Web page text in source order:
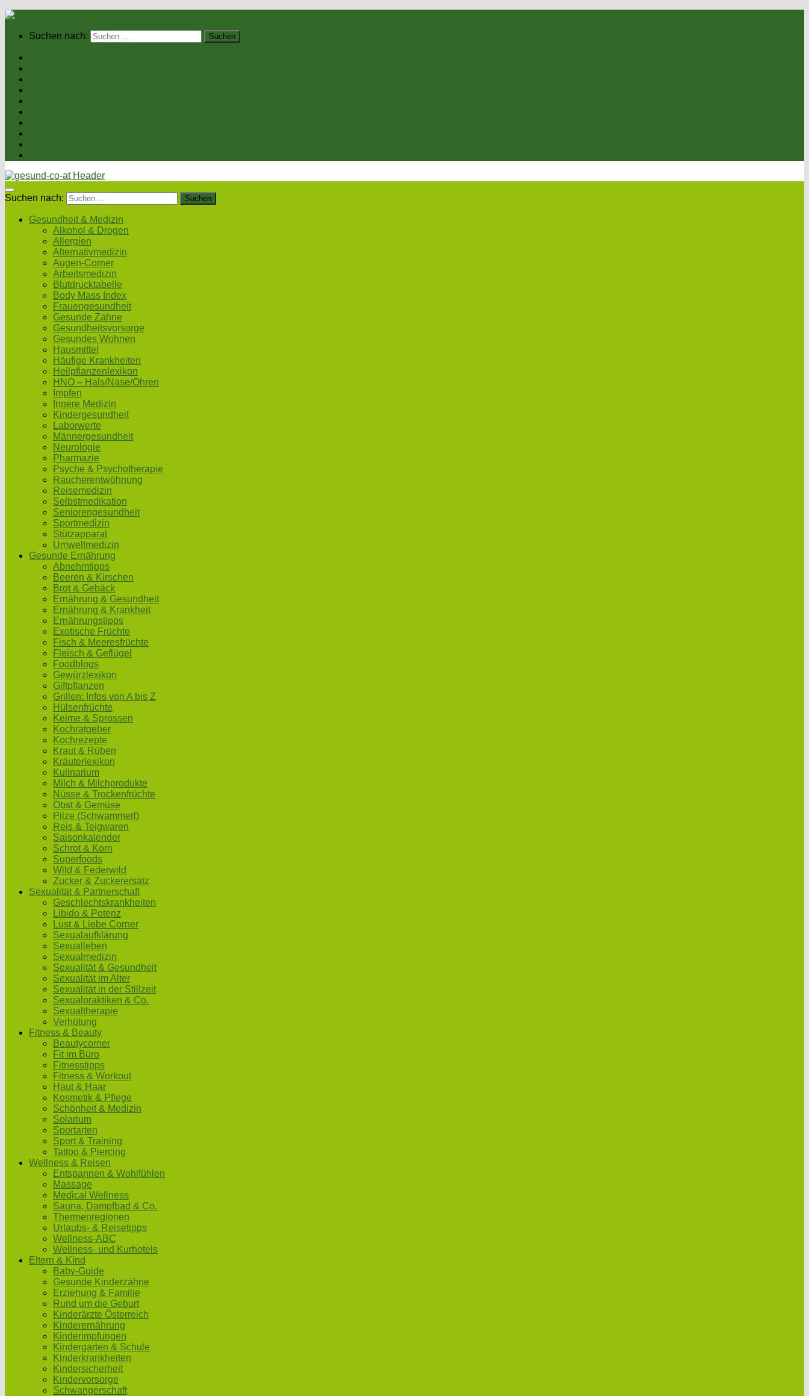
Suchen nach:
Suchen nach:
Gesundheit & Medizin
Alkohol & Drogen
Allergien
Alternativmedizin
Augen-Corner
Arbeitsmedizin
Blutdrucktabelle
Body Mass Index
Frauengesundheit
Gesunde Zähne
Gesundheitsvorsorge
Gesundes Wohnen
Hausmittel
Häufige Krankheiten
Heilpflanzenlexikon
HNO – Hals/Nase/Ohren
Impfen
Innere Medizin
Kindergesundheit
Laborwerte
Männergesundheit
Neurologie
Pharmazie
Psyche & Psychotherapie
Raucherentwöhnung
Reisemedizin
Selbstmedikation
Seniorengesundheit
Sportmedizin
Stützapparat
Umweltmedizin
Gesunde Ernährung
Abnehmtipps
Beeren & Kirschen
Brot & Gebäck
Ernährung & Gesundheit
Ernährung & Krankheit
Ernährungstipps
Exotische Früchte
Fisch & Meeresfrüchte
Fleisch & Geflügel
Foodblogs
Gewürzlexikon
Giftpflanzen
Grillen: Infos von A bis Z
Hülsenfrüchte
Keime & Sprossen
Kochratgeber
Kochrezepte
Kraut & Rüben
Kräuterlexikon
Kulinarium
Milch & Milchprodukte
Nüsse & Trockenfrüchte
Obst & Gemüse
Pilze (Schwammerl)
Reis & Teigwaren
Saisonkalender
Schrot & Korn
Superfoods
Wild & Federwild
Zucker & Zuckerersatz
Sexualität & Partnerschaft
Geschlechtskrankheiten
Libido & Potenz
Lust & Liebe Corner
Sexualaufklärung
Sexualleben
Sexualmedizin
Sexualität & Gesundheit
Sexualität im Alter
Sexualität in der Stillzeit
Sexualpraktiken & Co.
Sexualtherapie
Verhütung
Fitness & Beauty
Beautycorner
Fit im Büro
Fitnesstipps
Fitness & Workout
Haut & Haar
Kosmetik & Pflege
Schönheit & Medizin
Solarium
Sportarten
Sport & Training
Tattoo & Piercing
Wellness & Reisen
Entspannen & Wohlfühlen
Massage
Medical Wellness
Sauna, Dampfbad & Co.
Thermenregionen
Urlaubs- & Reisetipps
Wellness-ABC
Wellness- und Kurhotels
Eltern & Kind
Baby-Guide
Gesunde Kinderzähne
Erziehung & Familie
Rund um die Geburt
Kinderärzte Österreich
Kinderernährung
Kinderimpfungen
Kindergarten & Schule
Kinderkrankheiten
Kindersicherheit
Kindervorsorge
Schwangerschaft